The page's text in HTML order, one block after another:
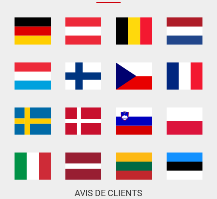
AVIS DE CLIENTS